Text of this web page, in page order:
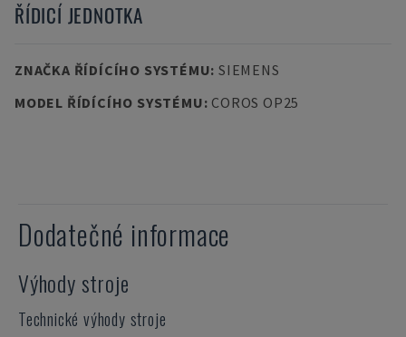
ŘÍDICÍ JEDNOTKA
ZNAČKA ŘÍDÍCÍHO SYSTÉMU: SIEMENS
MODEL ŘÍDÍCÍHO SYSTÉMU: COROS OP25
Dodatečné informace
Výhody stroje
Technické výhody stroje